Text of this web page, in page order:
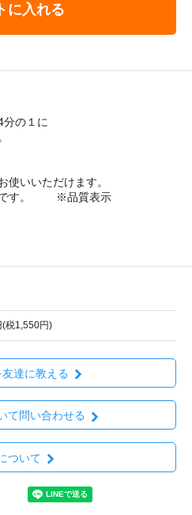
に入れる
の１に
使いいただけます。
です。 ※品質表示
(税1,550円)
達に教える
て問い合わせる
ついて